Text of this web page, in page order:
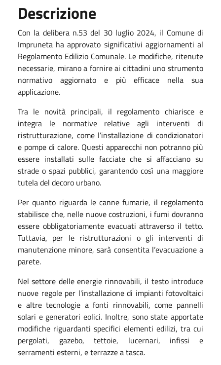
Descrizione
Con la delibera n.53 del 30 luglio 2024, il Comune di
Impruneta ha approvato significativi aggiornamenti al
Regolamento Edilizio Comunale. Le modifiche, ritenute
necessarie, mirano a fornire ai cittadini uno strumento
normativo aggiornato e più efficace nella sua
applicazione.
Tra le novità principali, il regolamento chiarisce e
integra le normative relative agli interventi di
ristrutturazione, come l’installazione di condizionatori
e pompe di calore. Questi apparecchi non potranno più
essere installati sulle facciate che si affacciano su
strade o spazi pubblici, garantendo così una maggiore
tutela del decoro urbano.
Per quanto riguarda le canne fumarie, il regolamento
stabilisce che, nelle nuove costruzioni, i fumi dovranno
essere obbligatoriamente evacuati attraverso il tetto.
Tuttavia, per le ristrutturazioni o gli interventi di
manutenzione minore, sarà consentita l’evacuazione a
parete.
Nel settore delle energie rinnovabili, il testo introduce
nuove regole per l'installazione di impianti fotovoltaici
e altre tecnologie a fonti rinnovabili, come pannelli
solari e generatori eolici. Inoltre, sono state apportate
modifiche riguardanti specifici elementi edilizi, tra cui
pergolati, gazebo, tettoie, lucernari, infissi e
serramenti esterni, e terrazze a tasca.